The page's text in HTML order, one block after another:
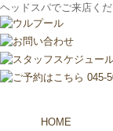
ヘッドスパでご来店く
HOME